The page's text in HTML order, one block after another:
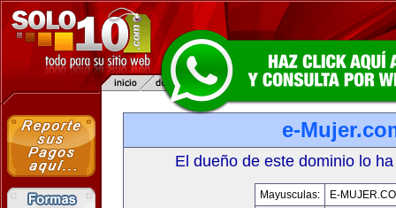
e-
El dueño de este dominio lo
Mayusculas:
E-